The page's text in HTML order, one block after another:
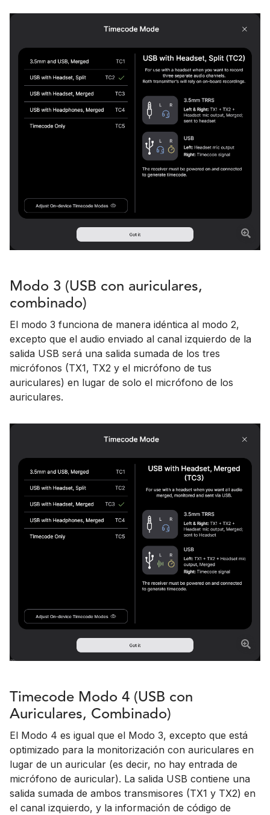
Modo 3 (USB con auriculares,
combinado)
El modo 3 funciona de manera idéntica al modo 2,
excepto que el audio enviado al canal izquierdo de la
salida USB será una salida sumada de los tres
micrófonos (TX1, TX2 y el micrófono de tus
auriculares) en lugar de solo el micrófono de los
auriculares.
Timecode Modo 4 (USB con
Auriculares, Combinado)
El Modo 4 es igual que el Modo 3, excepto que está
optimizado para la monitorización con auriculares en
lugar de un auricular (es decir, no hay entrada de
micrófono de auricular). La salida USB contiene una
salida sumada de ambos transmisores (TX1 y TX2) en
el canal izquierdo, y la información de código de